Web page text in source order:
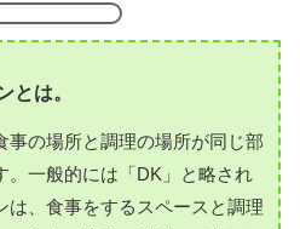
とは。
事の場所と調理の場所が同じ部
。一般的には「DK」と略され
は、食事をするスペースと調理